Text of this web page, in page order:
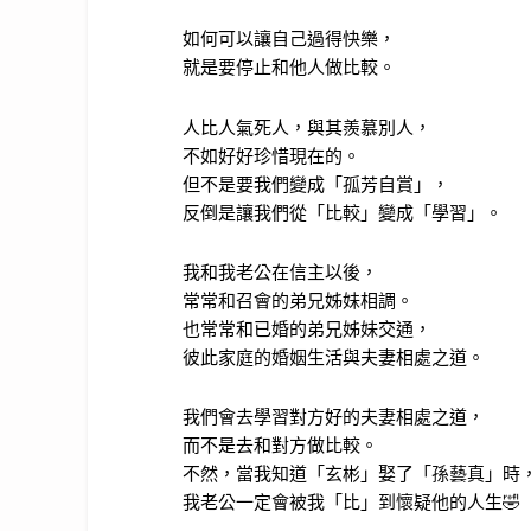
如何可以讓自己過得快樂，
就是要停止和他人做比較。
人比人氣死人，與其羨慕別人，
不如好好珍惜現在的。
但不是要我們變成「孤芳自賞」，
反倒是讓我們從「比較」變成「學習」。
我和我老公在信主以後，
常常和召會的弟兄姊妹相調。
也常常和已婚的弟兄姊妹交通，
彼此家庭的婚姻生活與夫妻相處之道。
我們會去學習對方好的夫妻相處之道，
而不是去和對方做比較。
不然，當我知道「玄彬」娶了「孫藝真」時
我老公一定會被我「比」到懷疑他的人生🤣